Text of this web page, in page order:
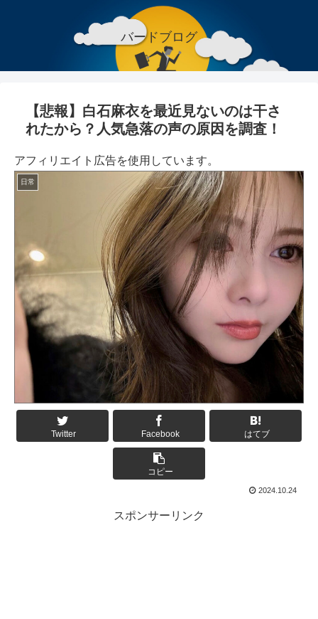
バードブログ
【悲報】白石麻衣を最近見ないのは干さ
れたから？人気急落の声の原因を調査！
アフィリエイト広告を使用しています。
日常
Twitter Facebook はてブ
コピー
2024.10.24
スポンサーリンク